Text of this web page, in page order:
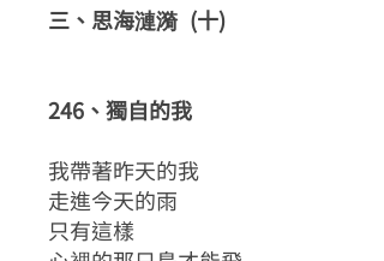
三、思海漣漪 (十)
246、獨自的我
我帶著昨天的我
走進今天的雨
只有這樣